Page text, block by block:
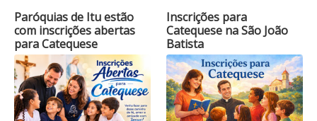
Paróquias de Itu estão
com inscrições abertas
para Catequese
Inscrições para
Catequese na São João
Batista